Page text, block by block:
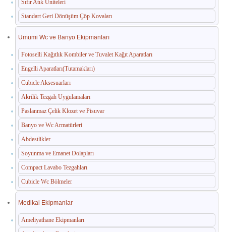
Sıfır Atık Üniteleri
Standart Geri Dönüşüm Çöp Kovaları
Umumi Wc ve Banyo Ekipmanları
Fotoselli Kağıtlık Kombiler ve Tuvalet Kağıt Aparatları
Engelli Aparatları(Tutamakları)
Cubicle Aksesuarları
Akrilik Tezgah Uygulamaları
Paslanmaz Çelik Klozet ve Pisuvar
Banyo ve Wc Armatürleri
Abdestlikler
Soyunma ve Emanet Dolapları
Compact Lavabo Tezgahları
Cubicle Wc Bölmeler
Medikal Ekipmanlar
Ameliyathane Ekipmanları